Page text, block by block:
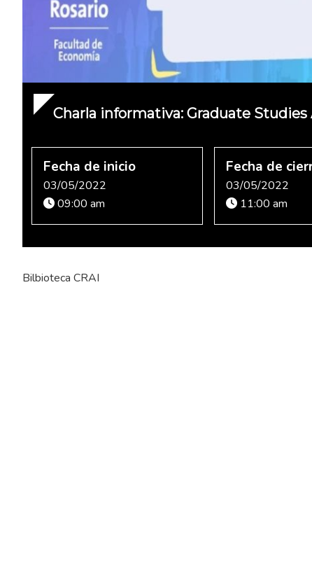
Charla informativa: Graduate Studies
Fecha de inicio
03/05/2022
09:00 am
Fecha de
03/05/2022
11:00 am
Bilbioteca CRAI